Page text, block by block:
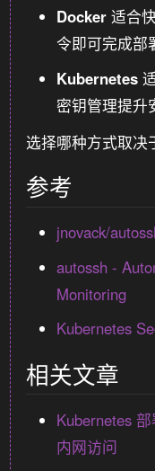
Docker适合
令即可完成部
Kubernetes
密钥管理提升
选择哪种方式取决
参考
jnovack/
autossh -
Monitoring
Kubernetes
相关文章
Kubernetes
内网访问